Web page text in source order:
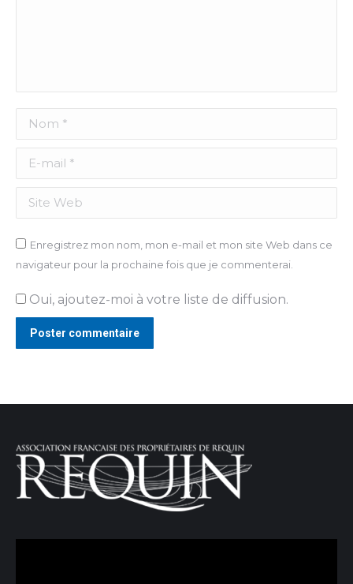
Nom *
E-mail *
Site Web
Enregistrez mon nom, mon e-mail et mon site Web dans ce
navigateur pour la prochaine fois que je commenterai.
Oui, ajoutez-moi à votre liste de diffusion.
Poster commentaire